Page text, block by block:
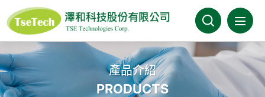
澤和科技有限公司
關於澤和
最新消息
產品介紹
PRODUCTS